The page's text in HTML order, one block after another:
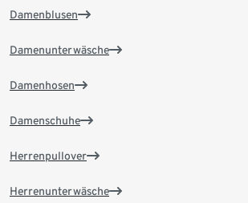
Damenblusen
Damenunterwäsche
Damenhosen
Damenschuhe
Herrenpullover
Herrenunterwäsche